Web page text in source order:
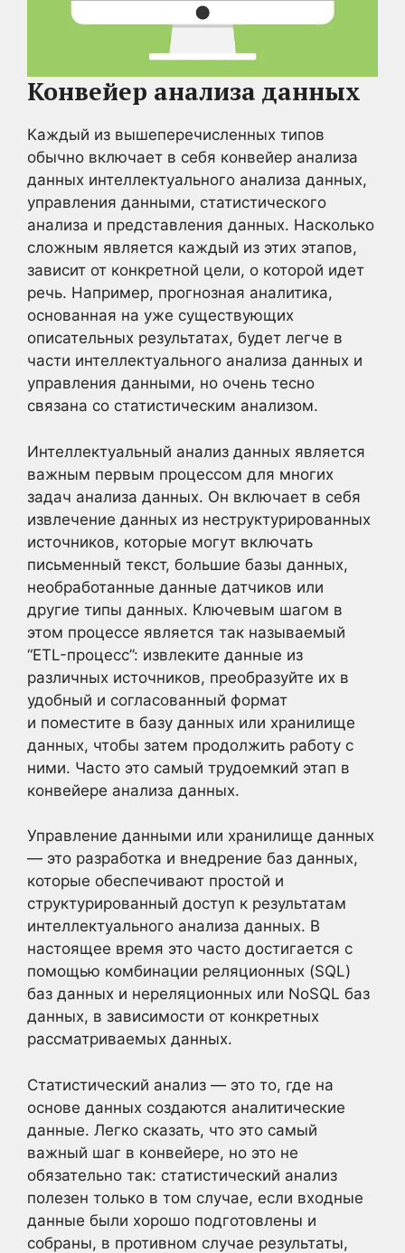
Конвейер анализа данных
Каждый из вышеперечисленных типов
обычно включает в себя конвейер анализа
данных интеллектуального анализа данных,
управления данными, статистического
анализа и представления данных. Насколько
сложным является каждый из этих этапов,
зависит от конкретной цели, о которой идет
речь. Например, прогнозная аналитика,
основанная на уже существующих
описательных результатах, будет легче в
части интеллектуального анализа данных и
управления данными, но очень тесно
связана со статистическим анализом.
Интеллектуальный анализ данных является
важным первым процессом для многих
задач анализа данных. Он включает в себя
извлечение данных из неструктурированных
источников, которые могут включать
письменный текст, большие базы данных,
необработанные данные датчиков или
другие типы данных. Ключевым шагом в
этом процессе является так называемый
“ETL-процесс”: извлеките данные из
различных источников, преобразуйте их в
удобный и согласованный формат
и поместите в базу данных или хранилище
данных, чтобы затем продолжить работу с
ними. Часто это самый трудоемкий этап в
конвейере анализа данных.
Управление данными или хранилище данных
— это разработка и внедрение баз данных,
которые обеспечивают простой и
структурированный доступ к результатам
интеллектуального анализа данных. В
настоящее время это часто достигается с
помощью комбинации реляционных (SQL)
баз данных и нереляционных или NoSQL баз
данных, в зависимости от конкретных
рассматриваемых данных.
Статистический анализ — это то, где на
основе данных создаются аналитические
данные. Легко сказать, что это самый
важный шаг в конвейере, но это не
обязательно так: статистический анализ
полезен только в том случае, если входные
данные были хорошо подготовлены и
собраны, в противном случае результаты,